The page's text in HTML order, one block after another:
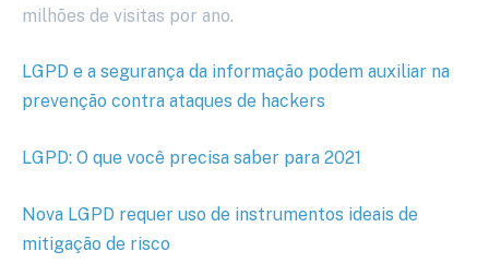
milhões de visitas por ano.
LGPD e a segurança da informação podem auxiliar na
prevenção contra ataques de hackers
LGPD: O que você precisa saber para 2021
Nova LGPD requer uso de instrumentos ideais de
mitigação de risco